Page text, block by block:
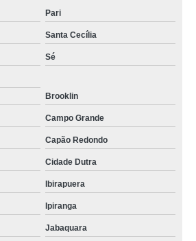
Pari
Santa Cecília
Sé
Brooklin
Campo Grande
Capão Redondo
Cidade Dutra
Ibirapuera
Ipiranga
Jabaquara